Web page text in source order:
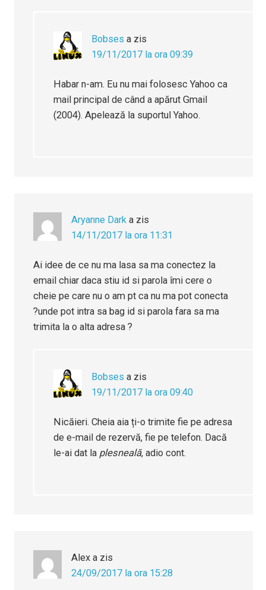
Bobses a zis
19/11/2017 la ora 09:39
Habar n-am. Eu nu mai folosesc Yahoo ca
mail principal de când a apărut Gmail
(2004). Apelează la suportul Yahoo.
Aryanne Dark a zis
14/11/2017 la ora 11:31
Ai idee de ce nu ma lasa sa ma conectez la
email chiar daca stiu id si parola îmi cere o
cheie pe care nu o am pt ca nu ma pot conecta
?unde pot intra sa bag id si parola fara sa ma
trimita la o alta adresa ?
Bobses a zis
19/11/2017 la ora 09:40
Nicăieri. Cheia aia ți-o trimite fie pe adresa
de e-mail de rezervă, fie pe telefon. Dacă
le-ai dat la plesneală, adio cont.
Alex a zis
24/09/2017 la ora 15:28